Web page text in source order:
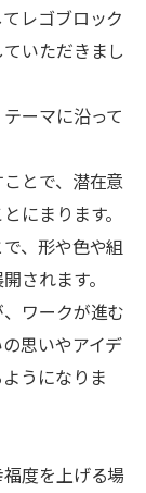
レゴブロック
いただきまし
ーマに沿って
とで、潜在意
にまります。
、形や色や組
されます。
ワークが進む
思いやアイデ
うになりま
度を上げる場